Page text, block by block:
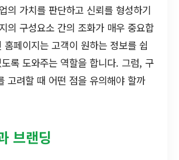
의 가치를 판단하고 신뢰를 형성하기
의 구성요소 간의 조화가 매우 중요합
홈페이지는 고객이 원하는 정보를 쉽
록 도와주는 역할을 합니다. 그럼, 구
고려할 때 어떤 점을 유의해야 할까
브랜딩